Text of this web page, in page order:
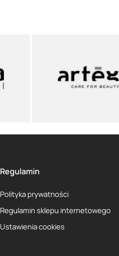
Regulamin
Polityka prywatności
Regulamin sklepu internetowego
Ustawienia cookies